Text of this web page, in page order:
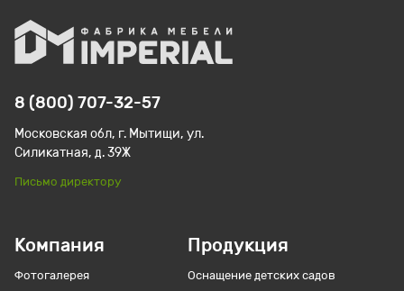
Компания
Фотогалерея
Продукция
Оснащение детских садов
8 (800) 707-32-57
Московская обл, г. Мытищи, ул.
Силикатная, д. 39Ж
Письмо директору